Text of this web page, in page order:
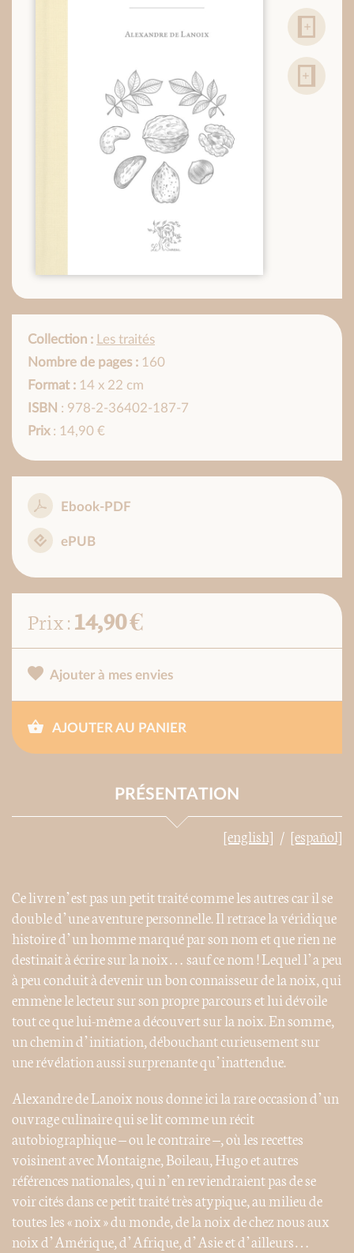
Collection : Les traités
Nombre de pages : 160
Format : 14 x 22 cm
ISBN : 978-2-36402-187-7
Prix: 14,90 €
Ebook-PDF
ePUB
Prix :14,90 €
Ajouter à mes envies
AJOUTER AU PANIER
PRÉSENTATION
[english] [español]
Ce livre n’est pas un petit traité comme les autres car il se
double d’une aventure personnelle. Il retrace la véridique
histoire d’un homme marqué par son nom et que rien ne
destinait à écrire sur la noix… sauf ce nom ! Lequel l’a peu
à peu conduit à devenir un bon connaisseur de la noix, qui
emmène le lecteur sur son propre parcours et lui dévoile
tout ce que lui-même a découvert sur la noix. En somme,
un chemin d’initiation, débouchant curieusement sur
une révélation aussi surprenante qu’inattendue.
Alexandre de Lanoix nous donne ici la rare occasion d’un
ouvrage culinaire qui se lit comme un récit
autobiographique – ou le contraire –, où les recettes
voisinent avec Montaigne, Boileau, Hugo et autres
références nationales, qui n’en reviendraient pas de se
voir cités dans ce petit traité très atypique, au milieu de
toutes les « noix » du monde, de la noix de chez nous aux
noix d’Amérique, d’Afrique, d’Asie et d’ailleurs…